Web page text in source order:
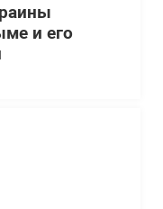
и его